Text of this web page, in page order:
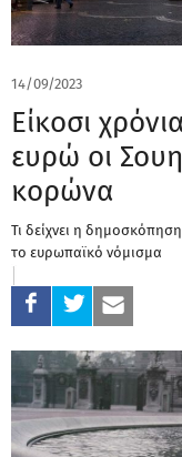
14/09/2023
Είκοσι
ευρώ οι
κορώνα
Τι δείχνει η
το ευρωπαϊκό νόμισμα